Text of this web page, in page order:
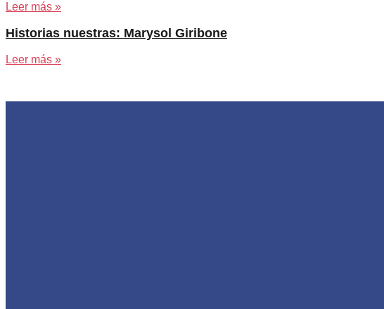
Leer más »
Historias nuestras: Marysol Giribone
Leer más »